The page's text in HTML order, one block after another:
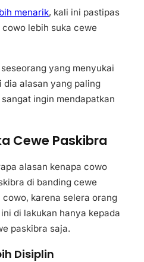
menarik, kali ini pastipas
lebih suka cewe
yang menyukai
alasan yang paling
ingin mendapatkan
Cewe Paskibra
alasan kenapa cowo
di banding cewe
karena selera orang
di lakukan hanya kepada
paskibra saja.
Disiplin